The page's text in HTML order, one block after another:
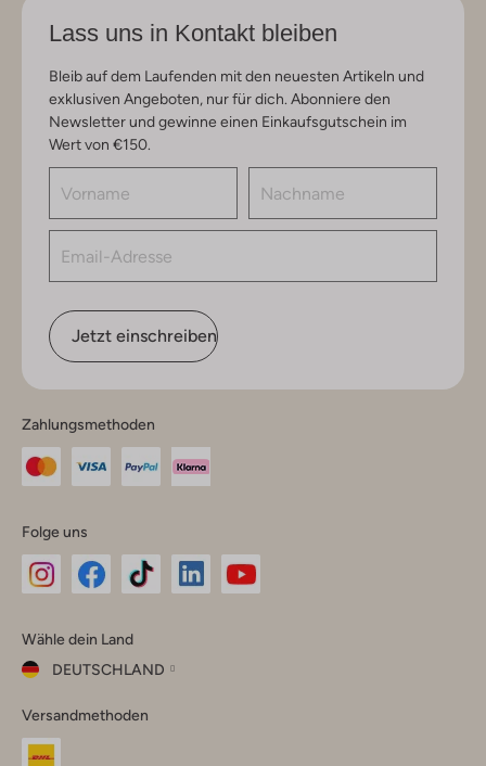
Lass uns in Kontakt bleiben
Bleib auf dem Laufenden mit den neuesten Artikeln und
exklusiven Angeboten, nur für dich. Abonniere den
Newsletter und gewinne einen Einkaufsgutschein im
Wert von €150.
Jetzt einschreiben
Zahlungsmethoden
Folge uns
Instagram
Facebook
TikTok
Wähle dein Land
DEUTSCHLAND
dein
Land
Versandmethoden